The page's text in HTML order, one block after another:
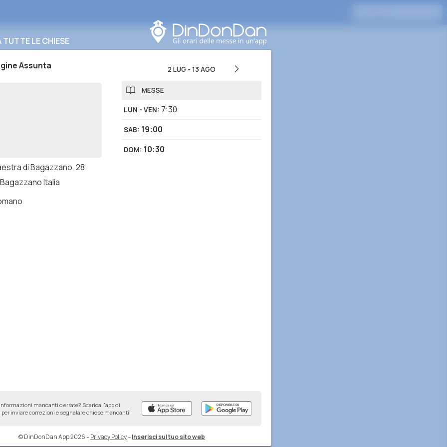
LE CHIESE
Assunta
di Bagazzano, 28
Italia
2 LUG - 13 AGO
MESSE
LUN - VEN: 7:30
SAB: 19:00
DOM: 10:30
mancanti o errate? Scarica l'app di
per inviare correzioni e segnalare chiese mancanti!
© DinDonDan App 2026–Privacy Policy–Inserisci sul tuo sito web